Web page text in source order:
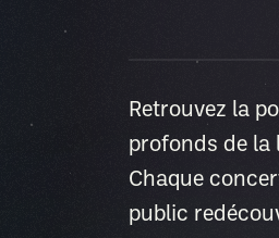
Retrouvez la
profonds de la
Chaque
public